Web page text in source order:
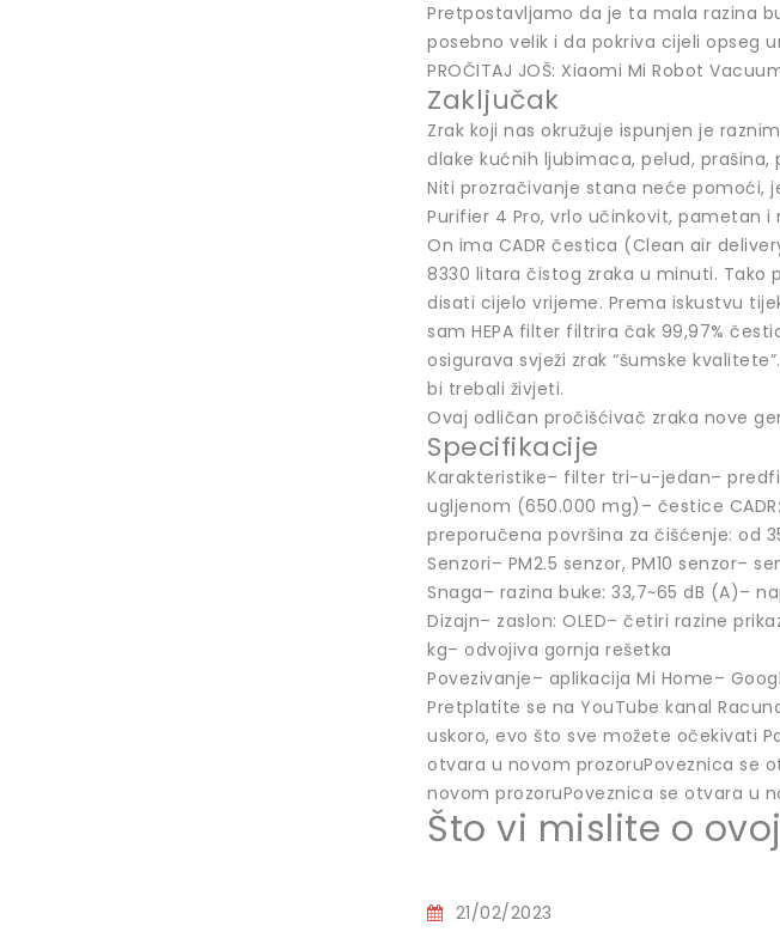
Pretpostavljamo da je ta mala razina
posebno velik i da pokriva cijeli opseg
PROČITAJ JOŠ: Xiaomi Mi Robot
Zaključak
Zrak koji nas okružuje ispunjen je
dlake kućnih ljubimaca, pelud,
Niti prozračivanje stana neće pomoći,
Purifier 4 Pro, vrlo učinkovit, pametan
On ima CADR čestica (Clean air
8330 litara čistog zraka u minuti. Tako
disati cijelo vrijeme. Prema iskustvu
sam HEPA filter filtrira čak 99,97%
osigurava svježi zrak “šumske
bi trebali živjeti.
Ovaj odličan pročišćivač zraka nove
Specifikacije
Karakteristike– filter tri-u-jedan–
ugljenom (650.000 mg)– čestice
preporučena površina za čišćenje: od
Senzori– PM2.5 senzor, PM10
Snaga– razina buke: 33,7~65 dB (A)–
Dizajn– zaslon: OLED– četiri razine
kg– odvojiva gornja rešetka
Povezivanje– aplikacija Mi Home–
Pretplatite se na YouTube kanal
uskoro, evo što sve možete očekivati
otvara u novom prozoruPoveznica se
novom prozoruPoveznica se otvara u
Što vi mislite o
21/02/2023